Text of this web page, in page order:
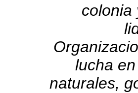
colonia
lucha
naturales,